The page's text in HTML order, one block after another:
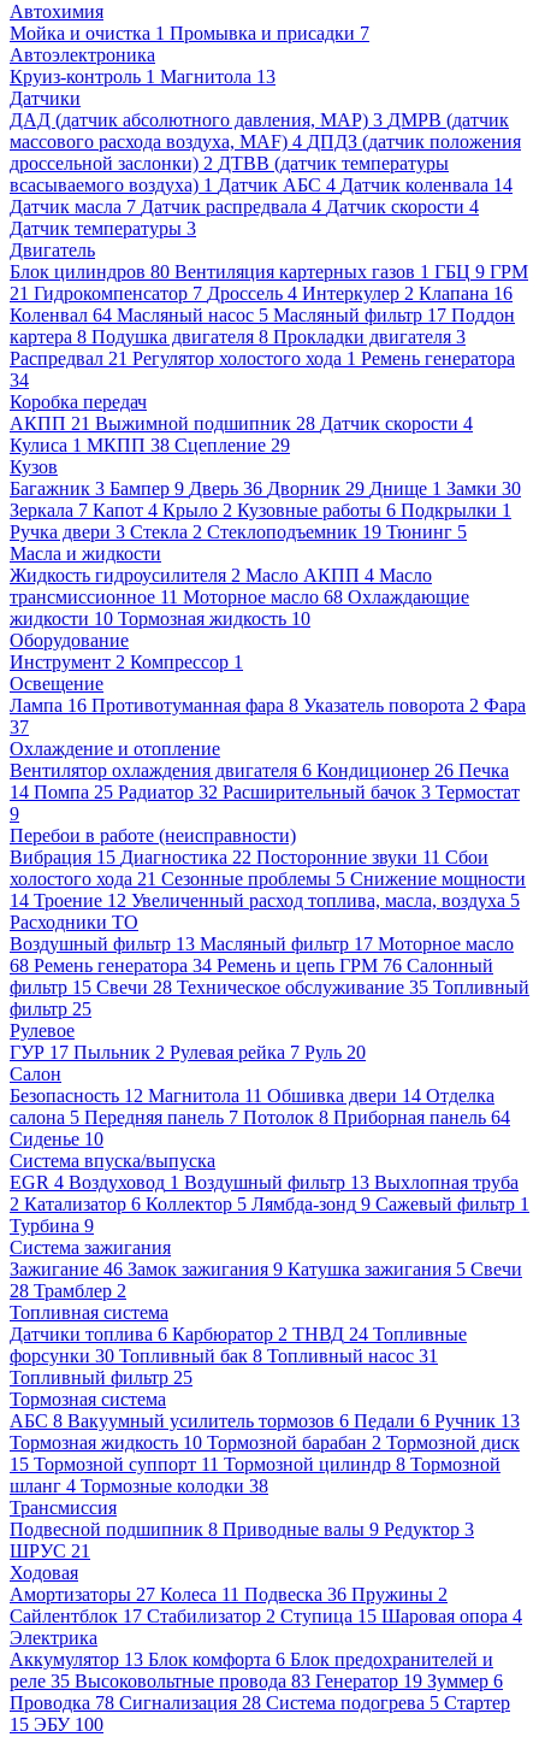
Автохимия
Мойка и очистка 1 Промывка и присадки 7
Автоэлектроника
Круиз-контроль 1 Магнитола 13
Датчики
ДАД (датчик абсолютного давления, MAP) 3 ДМРВ (датчик
массового расхода воздуха, MAF) 4 ДПДЗ (датчик положения
дроссельной заслонки) 2 ДТВВ (датчик температуры
всасываемого воздуха) 1 Датчик АБС 4 Датчик коленвала 14
Датчик масла 7 Датчик распредвала 4 Датчик скорости 4
Датчик температуры 3
Двигатель
Блок цилиндров 80 Вентиляция картерных газов 1 ГБЦ 9 ГРМ
21 Гидрокомпенсатор 7 Дроссель 4 Интеркулер 2 Клапана 16
Коленвал 64 Масляный насос 5 Масляный фильтр 17 Поддон
картера 8 Подушка двигателя 8 Прокладки двигателя 3
Распредвал 21 Регулятор холостого хода 1 Ремень генератора
34
Коробка передач
АКПП 21 Выжимной подшипник 28 Датчик скорости 4
Кулиса 1 МКПП 38 Сцепление 29
Кузов
Багажник 3 Бампер 9 Дверь 36 Дворник 29 Днище 1 Замки 30
Зеркала 7 Капот 4 Крыло 2 Кузовные работы 6 Подкрылки 1
Ручка двери 3 Стекла 2 Стеклоподъемник 19 Тюнинг 5
Масла и жидкости
Жидкость гидроусилителя 2 Масло АКПП 4 Масло
трансмиссионное 11 Моторное масло 68 Охлаждающие
жидкости 10 Тормозная жидкость 10
Оборудование
Инструмент 2 Компрессор 1
Освещение
Лампа 16 Противотуманная фара 8 Указатель поворота 2 Фара
37
Охлаждение и отопление
Вентилятор охлаждения двигателя 6 Кондиционер 26 Печка
14 Помпа 25 Радиатор 32 Расширительный бачок 3 Термостат
9
Перебои в работе (неисправности)
Вибрация 15 Диагностика 22 Посторонние звуки 11 Сбои
холостого хода 21 Сезонные проблемы 5 Снижение мощности
14 Троение 12 Увеличенный расход топлива, масла, воздуха 5
Расходники ТО
Воздушный фильтр 13 Масляный фильтр 17 Моторное масло
68 Ремень генератора 34 Ремень и цепь ГРМ 76 Салонный
фильтр 15 Свечи 28 Техническое обслуживание 35 Топливный
фильтр 25
Рулевое
ГУР 17 Пыльник 2 Рулевая рейка 7 Руль 20
Салон
Безопасность 12 Магнитола 11 Обшивка двери 14 Отделка
салона 5 Передняя панель 7 Потолок 8 Приборная панель 64
Сиденье 10
Система впуска/выпуска
EGR 4 Воздуховод 1 Воздушный фильтр 13 Выхлопная труба
2 Катализатор 6 Коллектор 5 Лямбда-зонд 9 Сажевый фильтр 1
Турбина 9
Система зажигания
Зажигание 46 Замок зажигания 9 Катушка зажигания 5 Свечи
28 Трамблер 2
Топливная система
Датчики топлива 6 Карбюратор 2 ТНВД 24 Топливные
форсунки 30 Топливный бак 8 Топливный насос 31
Топливный фильтр 25
Тормозная система
АБС 8 Вакуумный усилитель тормозов 6 Педали 6 Ручник 13
Тормозная жидкость 10 Тормозной барабан 2 Тормозной диск
15 Тормозной суппорт 11 Тормозной цилиндр 8 Тормозной
шланг 4 Тормозные колодки 38
Трансмиссия
Подвесной подшипник 8 Приводные валы 9 Редуктор 3
ШРУС 21
Ходовая
Амортизаторы 27 Колеса 11 Подвеска 36 Пружины 2
Сайлентблок 17 Стабилизатор 2 Ступица 15 Шаровая опора 4
Электрика
Аккумулятор 13 Блок комфорта 6 Блок предохранителей и
реле 35 Высоковольтные провода 83 Генератор 19 Зуммер 6
Проводка 78 Сигнализация 28 Система подогрева 5 Стартер
15 ЭБУ 100